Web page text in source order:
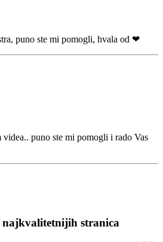
puno ste mi pomogli, hvala od ❤
videa.. puno ste mi pomogli i rado Vas
stranica